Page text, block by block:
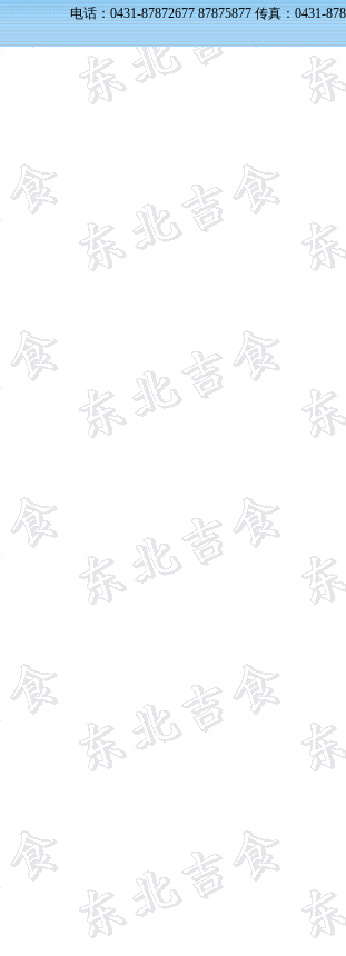
电话：0431-87872677 87875877 传真：0431-